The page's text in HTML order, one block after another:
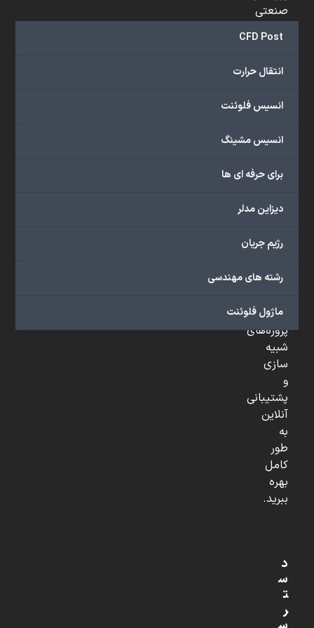
CFD Post
انتقال حرارت
انسیس فلوئنت
انسیس مشینگ
برای حرفه ای ها
دیزاین مدلر
رژیم جریان
رشته های مهندسی
ماژول فلوئنت
صنعتی
...
می‌دهد.
می‌توانید
خدمات
گروه
شامل
آموزشی،
آموزشی،
تخصصی،
پروژه‌های
شبیه
سازی
و
پشتیبانی
آنلاین
به
طور
کامل
بهره
ببرید.
د
س
ت
ر